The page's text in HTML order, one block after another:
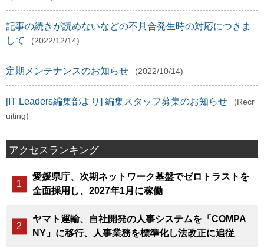
記事の続きが読めないなどの不具合発生時の対応につきま
して
(2022/12/14)
定期メンテナンスのお知らせ (2022/10/14)
[IT Leaders編集部より] 編集スタッフ募集のお知らせ
(Recr
uiting)
アクセスランキング
愛媛県庁、次期ネットワーク基盤でゼロトラストを
全面採用し、2027年1月に稼働
ヤマト運輸、自社開発の人事システムを「COMPA
NY」に移行、人事業務を標準化し法改正に追従